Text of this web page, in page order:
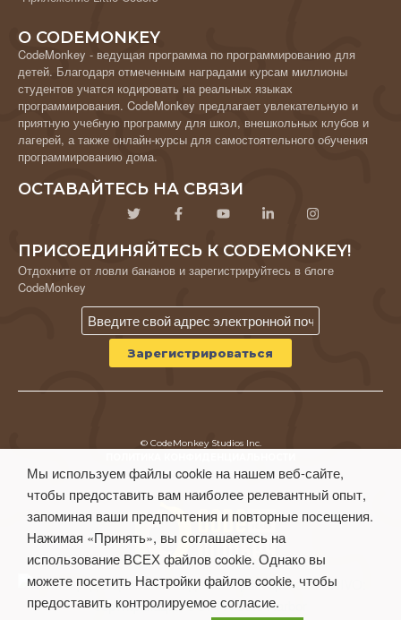
О CODEMONKEY
CodeMonkey - ведущая программа по программированию для
детей. Благодаря отмеченным наградами курсам миллионы
студентов учатся кодировать на реальных языках
программирования. CodeMonkey предлагает увлекательную и
приятную учебную программу для школ, внешкольных клубов и
лагерей, а также онлайн-курсы для самостоятельного обучения
программированию дома.
ОСТАВАЙТЕСЬ НА СВЯЗИ
ПРИСОЕДИНЯЙТЕСЬ К CODEMONKEY!
Отдохните от ловли бананов и зарегистрируйтесь в блоге
CodeMonkey
© CodeMonkey Studios Inc.
Условия использования
Мы используем файлы cookie на нашем веб-сайте,
чтобы предоставить вам наиболее релевантный опыт,
запоминая ваши предпочтения и повторные посещения.
Нажимая «Принять», вы соглашаетесь на
использование ВСЕХ файлов cookie. Однако вы
можете посетить Настройки файлов cookie, чтобы
предоставить контролируемое согласие.